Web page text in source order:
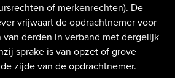
of merkenrechten). De
vrijwaart de opdrachtnemer voor
van derden in verband met dergelijk
sprake is van opzet of grove
zijde van de opdrachtnemer.